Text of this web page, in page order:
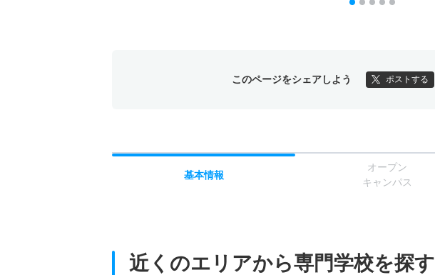
このページをシェアしよう ポストする
基本情報
オープン
キャンパス
近くのエリアから専門学校を探す